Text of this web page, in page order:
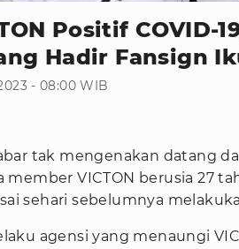
Positif COVID-
Hadir Fansign
- 08:00 WIB
tak mengenakan datang
VICTON berusia 27
sehari sebelumnya
agensi yang menaungi